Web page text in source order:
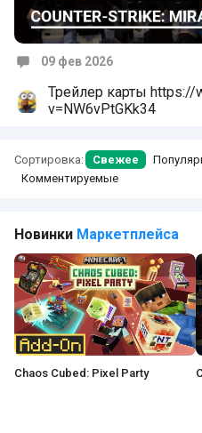
09 фев 2026
Трейлер карты https://
v=NW6vPtGKk34
Сортировка: Свежее
Комментируемые
Новинки Маркетплейса
Chaos Cubed: Pixel Party